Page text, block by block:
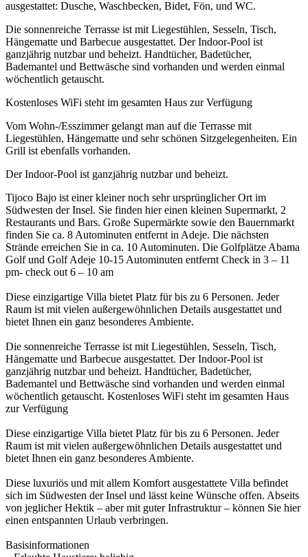
ausgestattet: Dusche, Waschbecken, Bidet, Fön, und WC.
Die sonnenreiche Terrasse ist mit Liegestühlen, Sesseln, Tisch,
Hängematte und Barbecue ausgestattet. Der Indoor-Pool ist
ganzjährig nutzbar und beheizt. Handtücher, Badetücher,
Bademantel und Bettwäsche sind vorhanden und werden einmal
wöchentlich getauscht.
Kostenloses WiFi steht im gesamten Haus zur Verfügung
Vom Wohn-/Esszimmer gelangt man auf die Terrasse mit
Liegestühlen, Hängematte und sehr schönen Sitzgelegenheiten. Ein
Grill ist ebenfalls vorhanden.
Der Indoor-Pool ist ganzjährig nutzbar und beheizt.
Tijoco Bajo ist einer kleiner noch sehr ursprünglicher Ort im
Südwesten der Insel. Sie finden hier einen kleinen Supermarkt, 2
Restaurants und Bars. Große Supermärkte sowie den Bauernmarkt
finden Sie ca. 8 Autominuten entfernt in Adeje. Die nächsten
Strände erreichen Sie in ca. 10 Autominuten. Die Golfplätze Abama
Golf und Golf Adeje 10-15 Autominuten entfernt Check in 3 – 11
pm- check out 6 – 10 am
Diese einzigartige Villa bietet Platz für bis zu 6 Personen. Jeder
Raum ist mit vielen außergewöhnlichen Details ausgestattet und
bietet Ihnen ein ganz besonderes Ambiente.
Die sonnenreiche Terrasse ist mit Liegestühlen, Sesseln, Tisch,
Hängematte und Barbecue ausgestattet. Der Indoor-Pool ist
ganzjährig nutzbar und beheizt. Handtücher, Badetücher,
Bademantel und Bettwäsche sind vorhanden und werden einmal
wöchentlich getauscht. Kostenloses WiFi steht im gesamten Haus
zur Verfügung
Diese einzigartige Villa bietet Platz für bis zu 6 Personen. Jeder
Raum ist mit vielen außergewöhnlichen Details ausgestattet und
bietet Ihnen ein ganz besonderes Ambiente.
Diese luxuriös und mit allem Komfort ausgestattete Villa befindet
sich im Südwesten der Insel und lässt keine Wünsche offen. Abseits
von jeglicher Hektik – aber mit guter Infrastruktur – können Sie hier
einen entspannten Urlaub verbringen.
Basisinformationen